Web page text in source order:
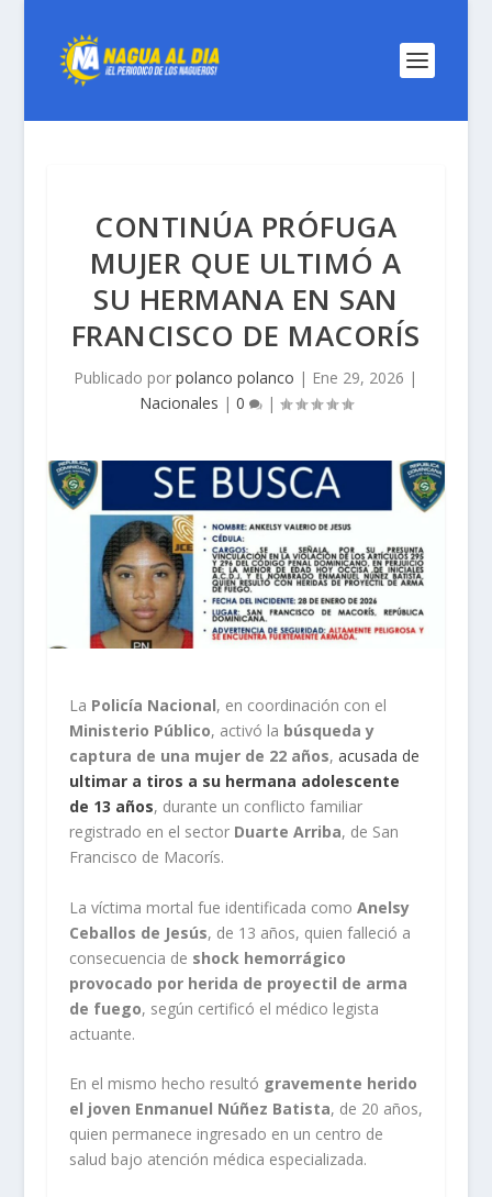
CONTINÚA PRÓFUGA
MUJER QUE ULTIMÓ A
SU HERMANA EN SAN
FRANCISCO DE MACORÍS
Publicado porpolanco polanco | Ene 29, 2026 |
Nacionales | 0 |
La Policía Nacional, en coordinación con el
Ministerio Público, activó la búsqueda y
captura de una mujer de 22 años, acusada de
ultimar a tiros a su hermana adolescente
de 13 años, durante un conflicto familiar
registrado en el sector Duarte Arriba, de San
Francisco de Macorís.
La víctima mortal fue identificada como Anelsy
Ceballos de Jesús, de 13 años, quien falleció a
consecuencia de shock hemorrágico
provocado por herida de proyectil de arma
de fuego, según certificó el médico legista
actuante.
En el mismo hecho resultó gravemente herido
el joven Enmanuel Núñez Batista, de 20 años,
quien permanece ingresado en un centro de
salud bajo atención médica especializada.